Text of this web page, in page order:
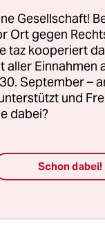
damals
in
und
und
sowie
Er starb
Gesellschaft!
Ort gegen
taz kooperiert
aller Einnahmen
September –
und
dabei?
Schon dabei!